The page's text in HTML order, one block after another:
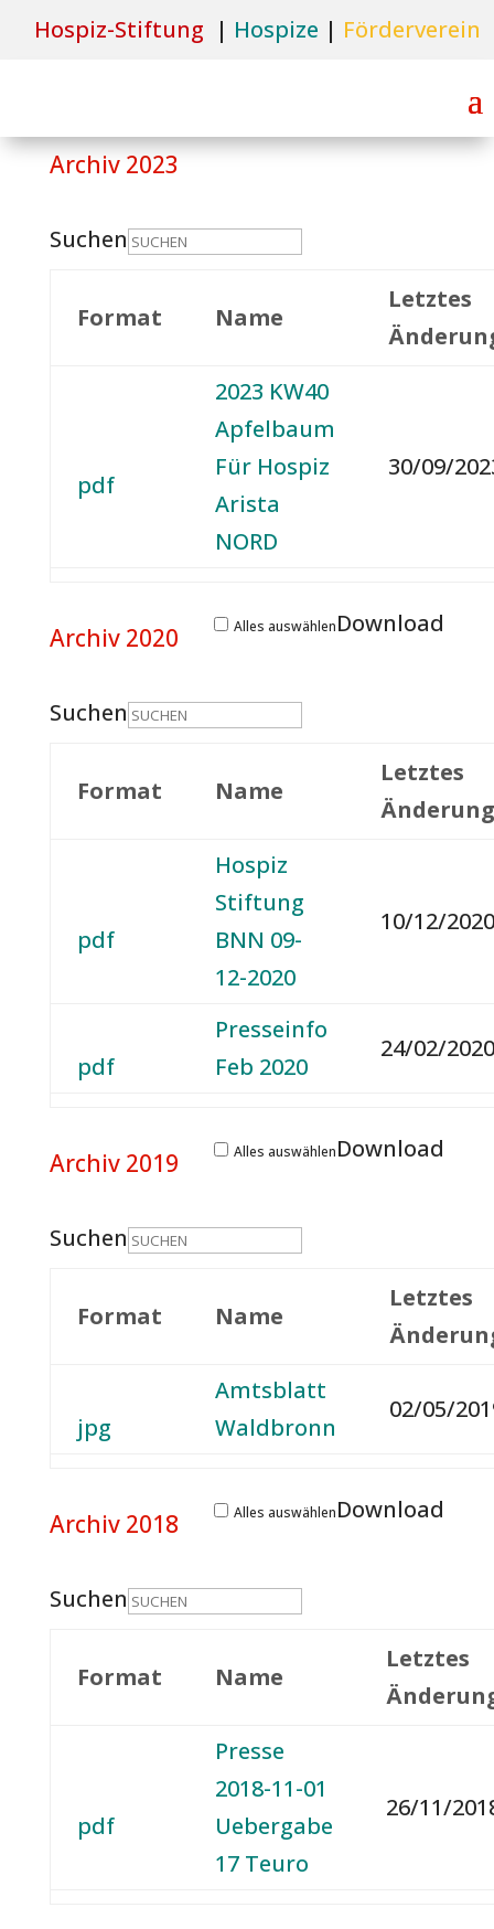
Hospiz-Stiftung | Hospize | Förderverein
Archiv 2023
Suchen
Format Name
Letztes
pdf
2023 KW40
Apfelbaum
Für Hospiz
Arista
NORD
30/09/
Alles auswählenDownload
Archiv 2020
Suchen
Format Name
Letztes
pdf
Hospiz
Stiftung
BNN 09-
12-2020
10/12/
pdf
Presseinfo
Feb 2020
24/02/
Alles auswählenDownload
Archiv 2019
Suchen
Format Name
Letztes
jpg
Amtsblatt
Waldbronn
02/05/
Alles auswählenDownload
Archiv 2018
Suchen
Format Name
Letztes
pdf
Presse
2018-11-01
Uebergabe
17 Teuro
26/11/